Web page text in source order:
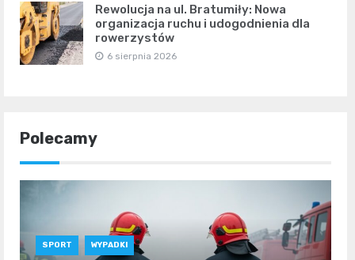
Rewolucja na ul. Bratumiły: Nowa
organizacja ruchu i udogodnienia dla
rowerzystów
6 sierpnia 2026
Polecamy
SPORT WYPADKI